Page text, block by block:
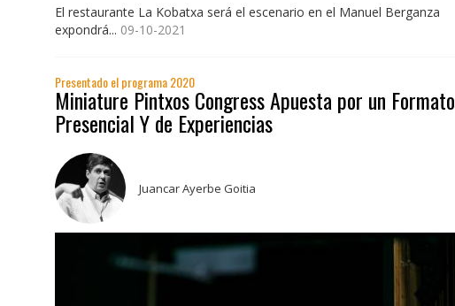
El restaurante La Kobatxa será el escenario en el Manuel Berganza
expondrá... 09-10-2021
Presentado el programa 2020
Miniature Pintxos Congress Apuesta por un Formato
Presencial Y de Experiencias
Juancar Ayerbe Goitia